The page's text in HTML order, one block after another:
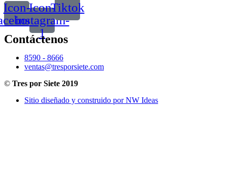
Icon-Icon-
instagram-
1
Tiktok
Contáctenos
8590 - 8666
ventas@tresporsiete.com
© Tres por Siete 2019
Sitio diseñado y construido por NW Ideas